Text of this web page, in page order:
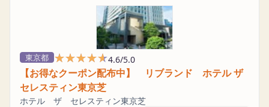
東京都 ★★★★★
★★★★★4.6/5.0
【お得なクーポン配布中】 リブランド ホテル ザ
セレスティン東京芝
ホテル ザ セレスティン東京芝